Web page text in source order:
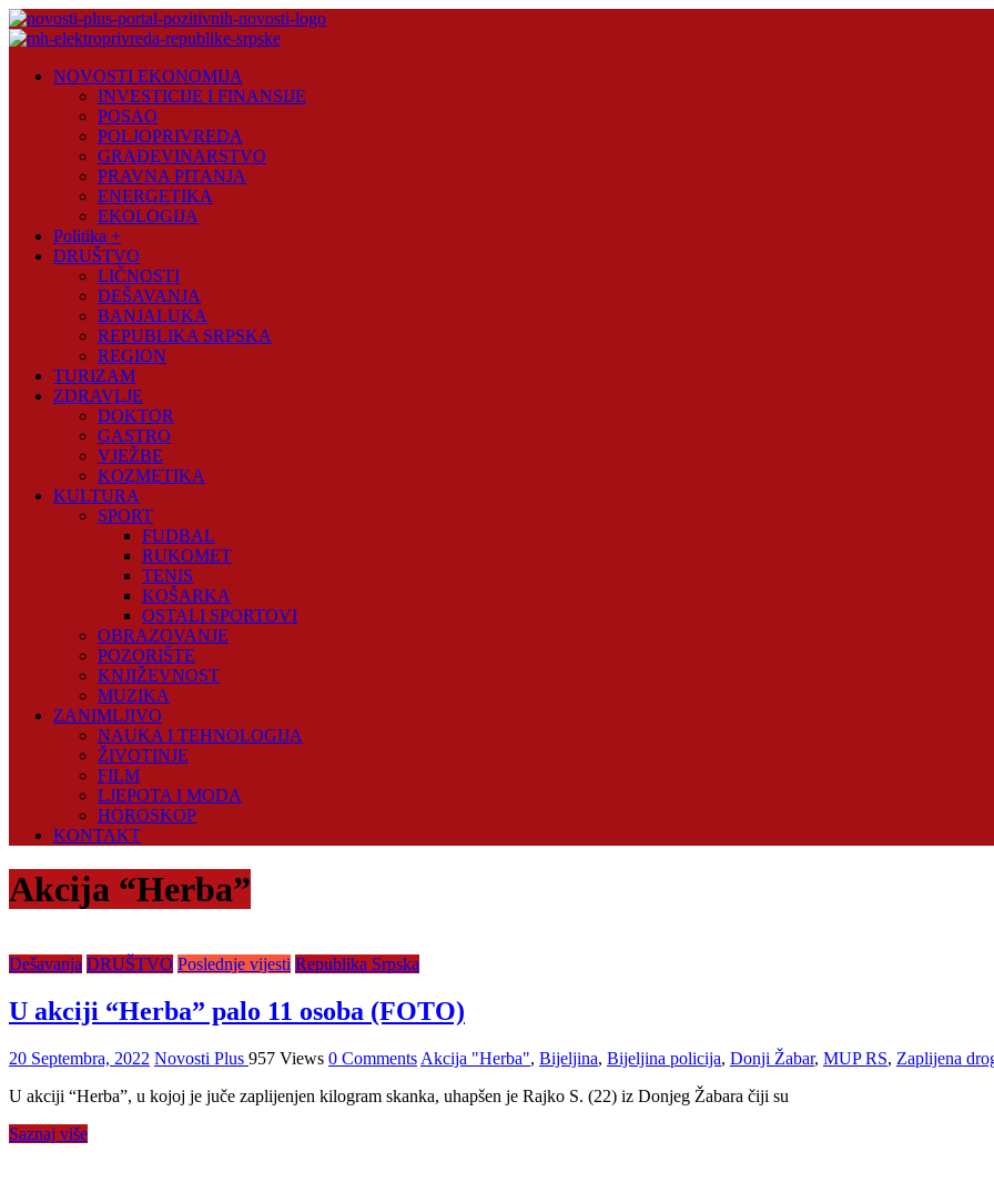
Skip
to
Plus
NOVOSTI EKONOMIJA
INVESTICIJE I FINANSIJE
POSAO
POLJOPRIVREDA
GRAĐEVINARSTVO
PRAVNA PITANJA
ENERGETIKA
EKOLOGIJA
Politika +
DRUŠTVO
LIČNOSTI
DEŠAVANJA
BANJALUKA
REPUBLIKA SRPSKA
REGION
TURIZAM
ZDRAVLJE
DOKTOR
GASTRO
VJEŽBE
KOZMETIKA
KULTURA
SPORT
FUDBAL
RUKOMET
TENIS
KOŠARKA
OSTALI SPORTOVI
OBRAZOVANJE
POZORIŠTE
KNJIŽEVNOST
MUZIKA
ZANIMLJIVO
NAUKA I TEHNOLOGIJA
ŽIVOTINJE
FILM
LJEPOTA I MODA
HOROSKOP
KONTAKT
Akcija “Herba”
Dešavanja DRUŠTVO Poslednje vijesti Republika Srpska
U akciji “Herba” palo 11 osoba (FOTO)
20 Septembra, 2022 Novosti Plus 957 Views 0 Comments Akcija "Herba", Bijeljina, Bijeljina policija, Donji Žabar, MUP RS, Zaplijena
U akciji “Herba”, u kojoj je juče zaplijenjen kilogram skanka, uhapšen je Rajko S. (22) iz Donjeg Žabara čiji su
Saznaj više